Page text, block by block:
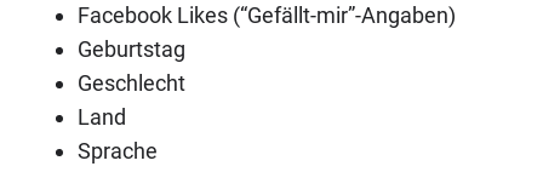
Facebook Likes (“Gefällt-mir”-Angaben)
Geburtstag
Geschlecht
Land
Sprache